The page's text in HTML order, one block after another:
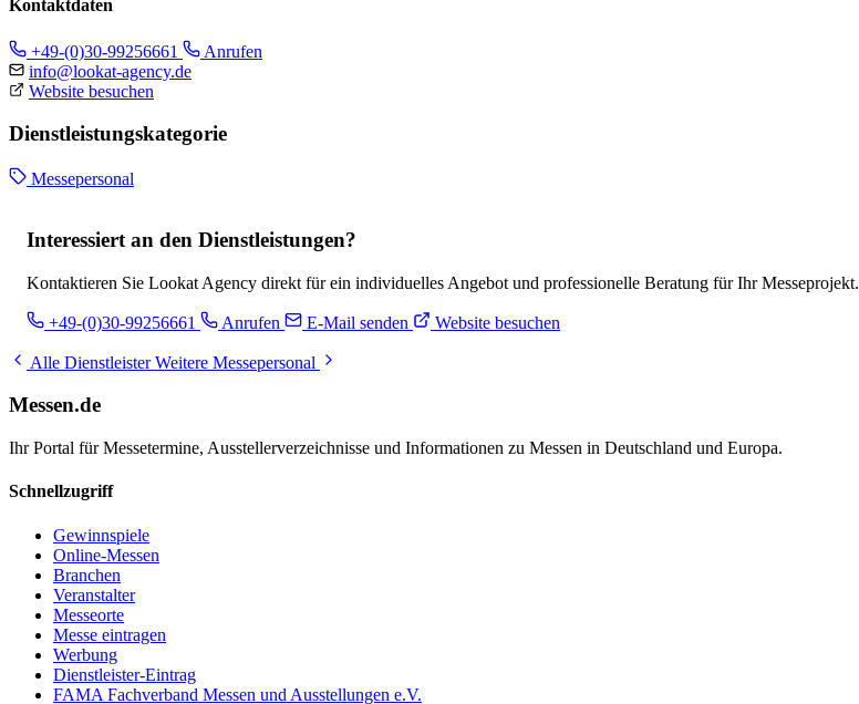
Kontaktdaten
+49-(0)30-99256661
Anrufen
info@lookat-agency.de
Website besuchen
Dienstleistungskategorie
Messepersonal
Interessiert an den Dienstleistungen?
Kontaktieren Sie Lookat Agency direkt für ein individuelles Angebot und professionelle Beratung für Ihr Messeprojekt.
+49-(0)30-99256661 Anrufen E-Mail senden Website besuchen
Alle DienstleisterWeitere Messepersonal
Messen.de
Ihr Portal für Messetermine, Ausstellerverzeichnisse und Informationen zu Messen in Deutschland und Europa.
Schnellzugriff
Gewinnspiele
Online-Messen
Branchen
Veranstalter
Messeorte
Messe eintragen
Werbung
Dienstleister-Eintrag
FAMA Fachverband Messen und Ausstellungen e.V.